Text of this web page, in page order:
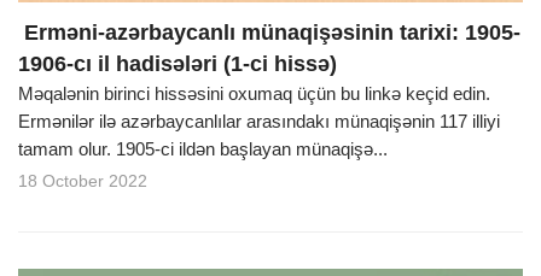
Erməni-azərbaycanlı münaqişəsinin tarixi: 1905-
1906-cı il hadisələri (1-ci hissə)
Məqalənin birinci hissəsini oxumaq üçün bu linkə keçid edin.
Ermənilər ilə azərbaycanlılar arasındakı münaqişənin 117 illiyi
tamam olur. 1905-ci ildən başlayan münaqişə...
18 October 2022